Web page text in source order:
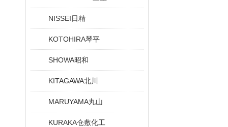
NISSEI日精
KOTOHIRA琴平
SHOWA昭和
KITAGAWA北川
MARUYAMA丸山
KURAKA仓敷化工